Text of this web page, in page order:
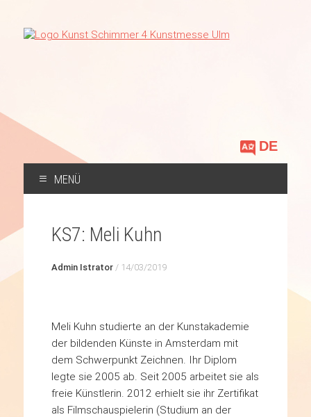
Sprache
auswählen
MENÜ
SPRINGEN
KS7: Meli Kuhn
Admin Istrator/ 14/03/2019
Meli Kuhn studierte an der Kunstakademie
der bildenden Künste in Amsterdam mit
dem Schwerpunkt Zeichnen. Ihr Diplom
legte sie 2005 ab. Seit 2005 arbeitet sie als
freie Künstlerin. 2012 erhielt sie ihr Zertifikat
als Filmschauspielerin (Studium an der